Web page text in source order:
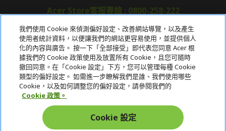
Acer Store客服專線 : 0800-258-222
關於宏碁
服務
宏碁網路商城
在社群上追蹤 Acer
我們使用 Cookie 來偵測偏好設定、改善網站導覽，以及產生
使用者統計資料，以便讓我們的網站更容易使用，並提供個人
化的內容與廣告。 按一下「全部接受」即代表您同意 Acer 根
據我們的 Cookie 政策使用及放置所有 Cookie，且您可隨時
撤回同意。在「Cookie 設定」下方，您可以管理每種 Cookie
類型的偏好設定。 如需進一步瞭解我們是誰、我們使用哪些
Cookie，以及如何調整您的偏好設定，請參閱我們的
Cookie 政策。
Cookie 設定